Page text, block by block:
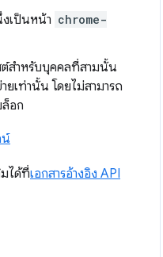
เป็นหน้า chrome-
ต์สำหรับบุคคลที่สามนั้น
ยเท่านั้น โดยไม่สามารถ
อก
น์
ได้ที่เอกสารอ้างอิง API